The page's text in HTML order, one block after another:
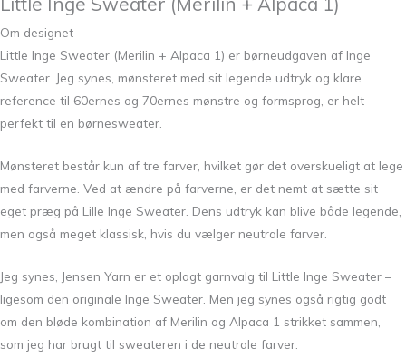
Om designet
Little Inge Sweater (Merilin + Alpaca 1) er børneudgaven af Inge
Sweater. Jeg synes, mønsteret med sit legende udtryk og klare
reference til 60ernes og 70ernes mønstre og formsprog, er helt
perfekt til en børnesweater.
Mønsteret består kun af tre farver, hvilket gør det overskueligt at lege
med farverne. Ved at ændre på farverne, er det nemt at sætte sit
eget præg på Lille Inge Sweater. Dens udtryk kan blive både legende,
men også meget klassisk, hvis du vælger neutrale farver.
Jeg synes, Jensen Yarn er et oplagt garnvalg til Little Inge Sweater –
ligesom den originale Inge Sweater. Men jeg synes også rigtig godt
om den bløde kombination af Merilin og Alpaca 1 strikket sammen,
som jeg har brugt til sweateren i de neutrale farver.